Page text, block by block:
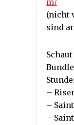
m/
(nicht
sind
–
–
–